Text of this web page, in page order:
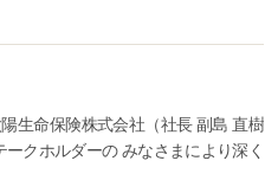
生命保険株式会社（社長 副島 直樹
クホルダーの みなさまにより深く